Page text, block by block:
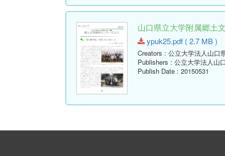
山口県立大学附属郷土
ypuk25.pdf ( 2.7 MB )
Creators : 公立大学法人山口
Publishers : 公立大学法人山
Publish Date : 20150531